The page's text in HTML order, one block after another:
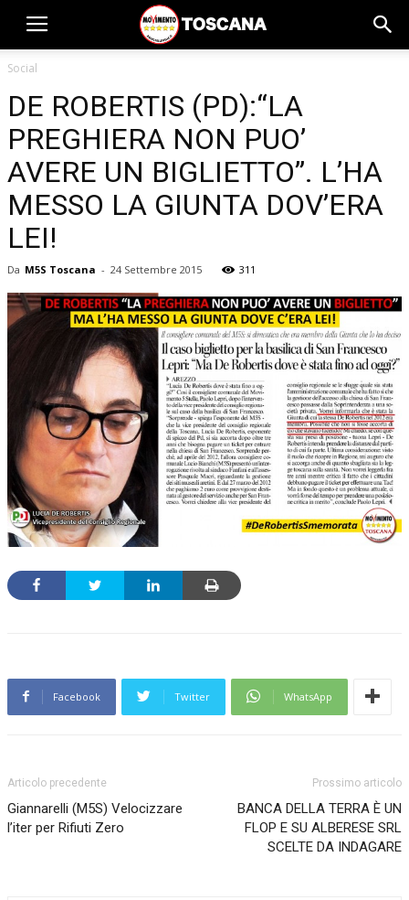
Social
DE ROBERTIS (PD):“LA
PREGHIERA NON PUO’
AVERE UN BIGLIETTO”. L’HA
MESSO LA GIUNTA DOV’ERA
LEI!
Da M5S Toscana - 24 Settembre 2015 311
Facebook Twitter WhatsApp
Articolo precedente
Giannarelli (M5S) Velocizzare
l’iter per Rifiuti Zero
Prossimo articolo
BANCA DELLA TERRA È UN
FLOP E SU ALBERESE SRL
SCELTE DA INDAGARE